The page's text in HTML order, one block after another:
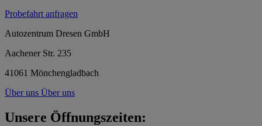
Probefahrt anfragen
Autozentrum Dresen GmbH
Aachener Str. 235
41061 Mönchengladbach
Über uns Über uns
Unsere Öffnungszeiten: